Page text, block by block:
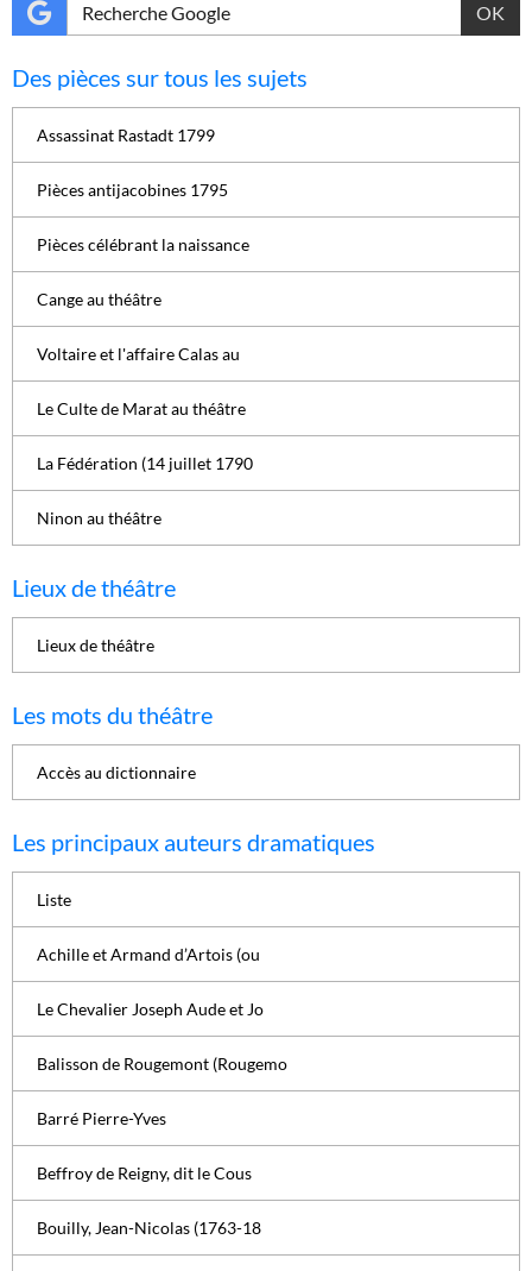
OK
Des pièces sur tous les sujets
Assassinat Rastadt 1799
Pièces antijacobines 1795
Pièces célébrant la naissance
Cange au théâtre
Voltaire et l'affaire Calas au
Le Culte de Marat au théâtre
La Fédération (14 juillet 1790
Ninon au théâtre
Lieux de théâtre
Lieux de théâtre
Les mots du théâtre
Accès au dictionnaire
Les principaux auteurs dramatiques
Liste
Achille et Armand d’Artois (ou
Le Chevalier Joseph Aude et Jo
Balisson de Rougemont (Rougemo
Barré Pierre-Yves
Beffroy de Reigny, dit le Cous
Bouilly, Jean-Nicolas (1763-18